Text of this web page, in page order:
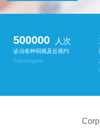
500000 人次
诊治各种弱视及近视约
Passengers